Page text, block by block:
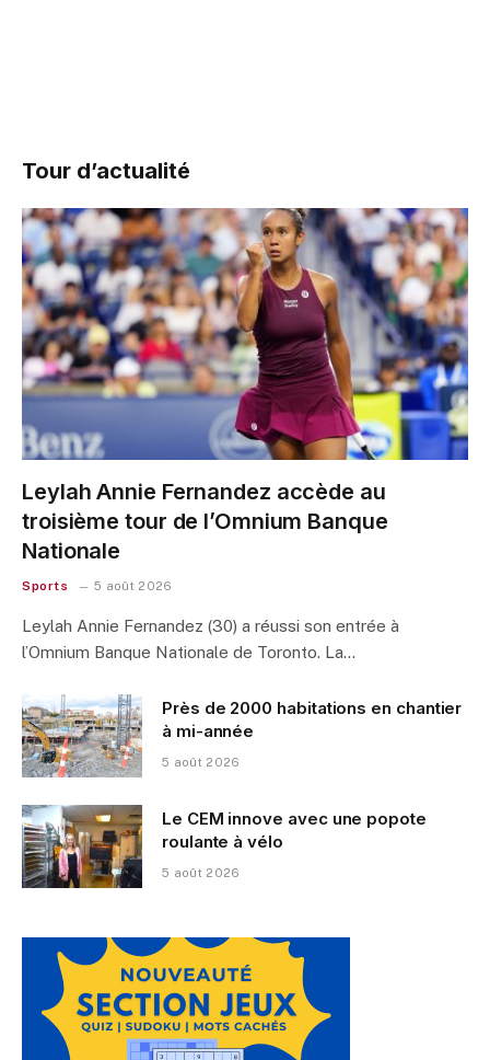
Tour d’actualité
Leylah Annie Fernandez accède au
troisième tour de l’Omnium Banque
Nationale
Sports 5 août 2026
Leylah Annie Fernandez (30) a réussi son entrée à
l’Omnium Banque Nationale de Toronto. La…
Près de 2000 habitations en chantier
à mi-année
5 août 2026
Le CEM innove avec une popote
roulante à vélo
5 août 2026